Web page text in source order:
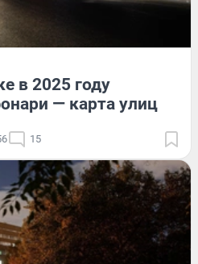
в 2025 году
— карта улиц
15